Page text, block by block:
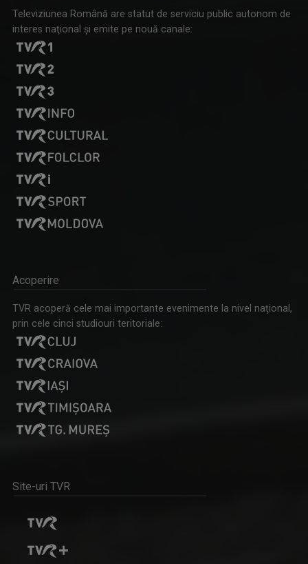
REȚEAUA DE IDOLI
O emisiune dedicată tuturor celor dornici să ...
CURSA PRIN ISTORIE
DORINA FLOREA
Fie că s-a aflat la pupitrul „Telejurnalului” ...
Artist de succes, cu mare priză la public și o ...
Prozatoare, eseistă, critic literar și ...
Televiziunea Română are statut de serviciu public autonom de
interes naţional şi emite pe nouă canale:
Acoperire
TVR acoperă cele mai importante evenimente la nivel naţional,
prin cele cinci studiouri teritoriale:
Site-uri TVR